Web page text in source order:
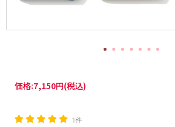
価格:7,150円(税込)
1件